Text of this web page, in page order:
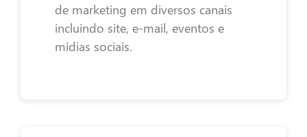
de marketing em diversos canais
incluindo site, e-mail, eventos e
mídias sociais.